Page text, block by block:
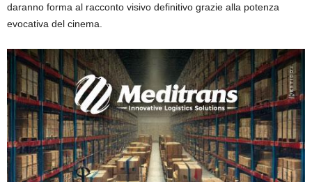
daranno forma al racconto visivo definitivo grazie alla potenza
evocativa del cinema.